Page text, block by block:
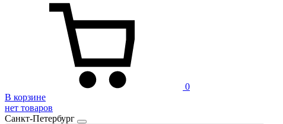
0
В корзине
нет товаров
Санкт-Петербург